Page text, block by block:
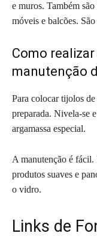
e muros. Também
móveis e balcões.
Como
manutenção
Para colocar tijolos
preparada. Nivela-se
argamassa especial.
A manutenção é
produtos suaves e
o vidro.
Links de